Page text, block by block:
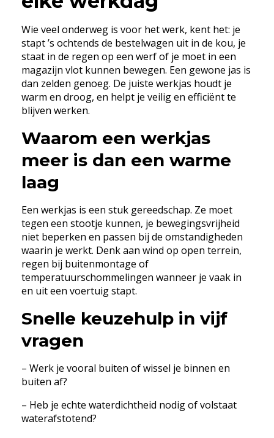
Wie veel onderweg is voor het werk, kent het: je
stapt ’s ochtends de bestelwagen uit in de kou, je
staat in de regen op een werf of je moet in een
magazijn vlot kunnen bewegen. Een gewone jas is
dan zelden genoeg. De juiste werkjas houdt je
warm en droog, en helpt je veilig en efficiënt te
blijven werken.
Waarom een werkjas
meer is dan een warme
laag
Een werkjas is een stuk gereedschap. Ze moet
tegen een stootje kunnen, je bewegingsvrijheid
niet beperken en passen bij de omstandigheden
waarin je werkt. Denk aan wind op open terrein,
regen bij buitenmontage of
temperatuurschommelingen wanneer je vaak in
en uit een voertuig stapt.
Snelle keuzehulp in vijf
vragen
– Werk je vooral buiten of wissel je binnen en
buiten af?
– Heb je echte waterdichtheid nodig of volstaat
waterafstotend?